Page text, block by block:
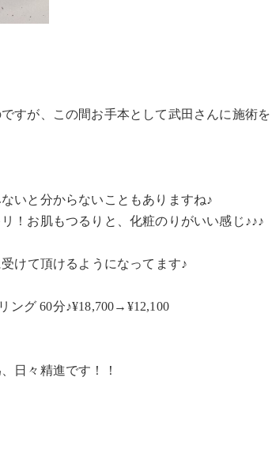
すが、この間お手本として武田さんに施術
いと分からないこともありますね♪
！お肌もつるりと、化粧のりがいい感じ♪♪♪
けて頂けるようになってます♪
ング 60分♪¥18,700→¥12,100
日々精進です！！